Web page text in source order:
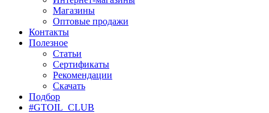
Магазины
Оптовые продажи
Контакты
Полезное
Статьи
Сертификаты
Рекомендации
Скачать
Подбор
#GTOIL_CLUB